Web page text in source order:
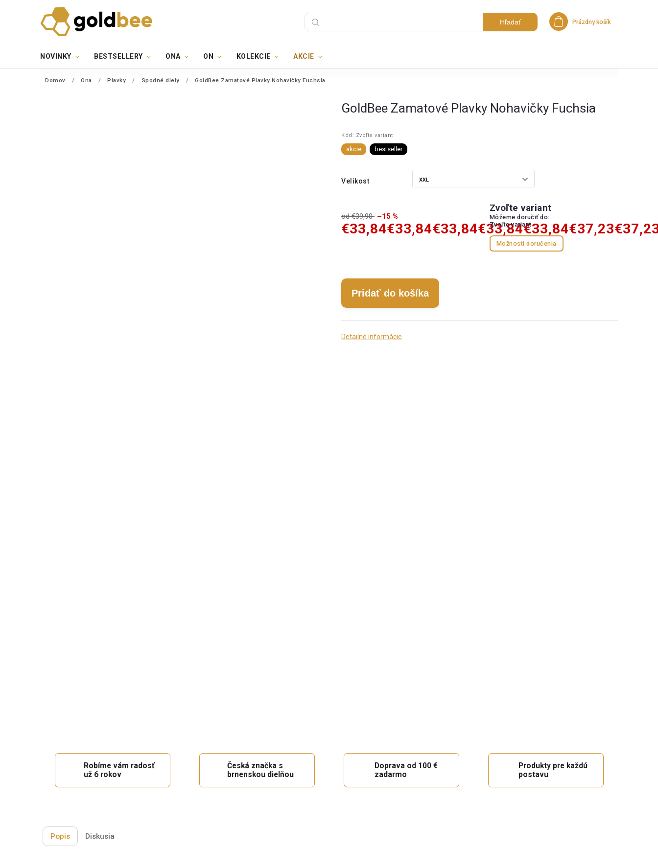
Hľadať Nákupný košík
Prázdny košík
NOVINKY BESTSELLERY ONA ON KOLEKCIE AKCIE
Domov / Ona / Plavky / Spodné diely / GoldBee Zamatové Plavky Nohavičky Fuchsia
GoldBee Zamatové Plavky Nohavičky Fuchsia
Kód: Zvoľte variant
akcie bestseller
Velikost
od €39,90 –15 %
€33,84€33,84€33,84€33,84€33,84€37,23
Zvoľte variant
Môžeme doručiť do:
Zvoľte variant
Možnosti doručenia
Pridať do košíka
Detailné informácie
Robíme vám radosť
už 6 rokov
Česká značka s
brnenskou dielňou
Doprava od 100 €
zadarmo
Produkty pre každú
postavu
Popis Diskusia